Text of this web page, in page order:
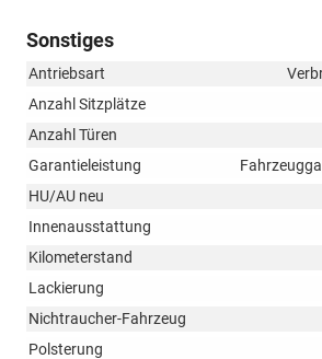
Sonstiges
Antriebsart
Anzahl Sitzplätze
Anzahl Türen
Garantieleistung
HU/AU neu
Innenausstattung
Kilometerstand
Lackierung
Nichtraucher-Fahrzeug
Polsterung